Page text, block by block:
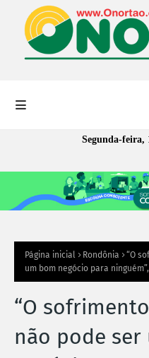
Segunda-feira,
Página inicial Rondônia
“O
um bom negócio para
“O
não pode ser